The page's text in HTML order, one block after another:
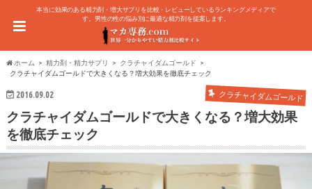
本当に効果のある精力剤・増大サプリを比較・レビューしているランキングメディアで
す。男性の性の悩み別に最適な精力剤を提案します。
ホーム 精力剤・精力サプリ
クラチャイダムゴールド
クラチャイダムゴールドで大きくなる？増大効果を徹底チェック
2016.09.02 クラチャイダムゴールド
クラチャイダムゴールドで大きくなる？増大効果
を徹底チェック